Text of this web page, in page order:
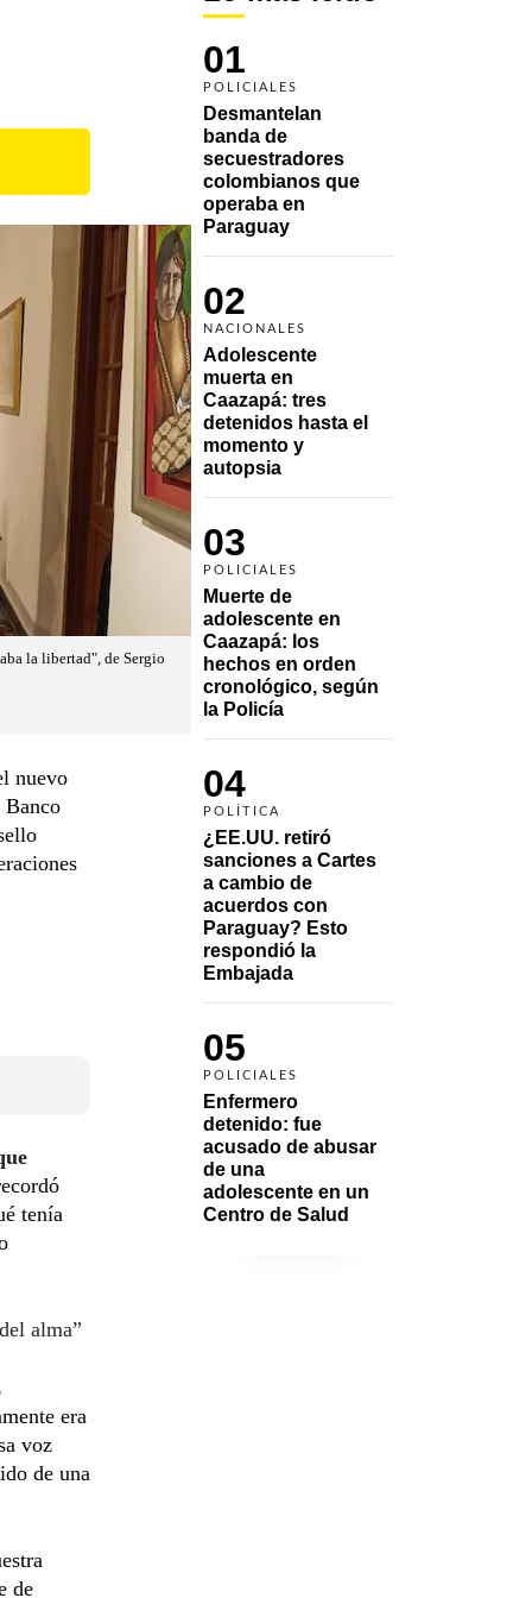
01
POLICIALES
Desmantelan
banda de
secuestradores
colombianos que
operaba en
Paraguay
02
NACIONALES
Adolescente
muerta en
Caazapá: tres
detenidos hasta el
momento y
autopsia
03
POLICIALES
Muerte de
adolescente en
Caazapá: los
hechos en orden
cronológico, según
la Policía
04
POLÍTICA
¿EE.UU. retiró
sanciones a Cartes
a cambio de
acuerdos con
Paraguay? Esto
respondió la
Embajada
05
POLICIALES
Enfermero
detenido: fue
acusado de abusar
de una
adolescente en un
Centro de Salud
la libertad", de Sergio
nuevo
tenía
alma”
era
voz
de una
de